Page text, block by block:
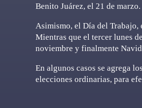
Benito Juárez, el 21 de marzo.
Asimismo, el Día del Trabajo,
Mientras que el tercer lunes
noviembre y finalmente
En algunos casos se agrega
elecciones ordinarias, para